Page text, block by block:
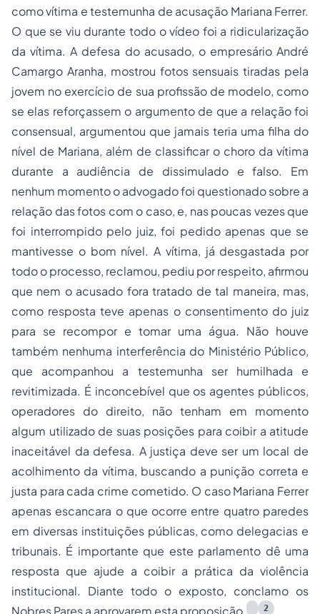
como vítima e testemunha de acusação Mariana Ferrer.
O que se viu durante todo o vídeo foi a ridicularização
da vítima. A defesa do acusado, o empresário André
Camargo Aranha, mostrou fotos sensuais tiradas pela
jovem no exercício de sua profissão de modelo, como
se elas reforçassem o argumento de que a relação foi
consensual, argumentou que jamais teria uma filha do
nível de Mariana, além de classificar o choro da vítima
durante a audiência de dissimulado e falso. Em
nenhum momento o advogado foi questionado sobre a
relação das fotos com o caso, e, nas poucas vezes que
foi interrompido pelo juiz, foi pedido apenas que se
mantivesse o bom nível. A vítima, já desgastada por
todo o processo, reclamou, pediu por respeito, afirmou
que nem o acusado fora tratado de tal maneira, mas,
como resposta teve apenas o consentimento do juiz
para se recompor e tomar uma água. Não houve
também nenhuma interferência do Ministério Público,
que acompanhou a testemunha ser humilhada e
revitimizada. É inconcebível que os agentes públicos,
operadores do direito, não tenham em momento
algum utilizado de suas posições para coibir a atitude
inaceitável da defesa. A justiça deve ser um local de
acolhimento da vítima, buscando a punição correta e
justa para cada crime cometido. O caso Mariana Ferrer
apenas escancara o que ocorre entre quatro paredes
em diversas instituições públicas, como delegacias e
tribunais. É importante que este parlamento dê uma
resposta que ajude a coibir a prática da violência
institucional. Diante todo o exposto, conclamo os
2